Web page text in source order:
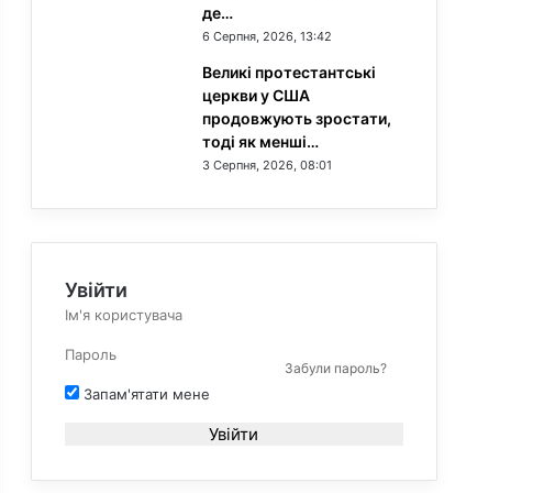
де…
6 Серпня, 2026, 13:42
Великі протестантські
церкви у США
продовжують зростати,
тоді як менші…
3 Серпня, 2026, 08:01
Увійти
Забули пароль?
Запам'ятати мене
Увійти